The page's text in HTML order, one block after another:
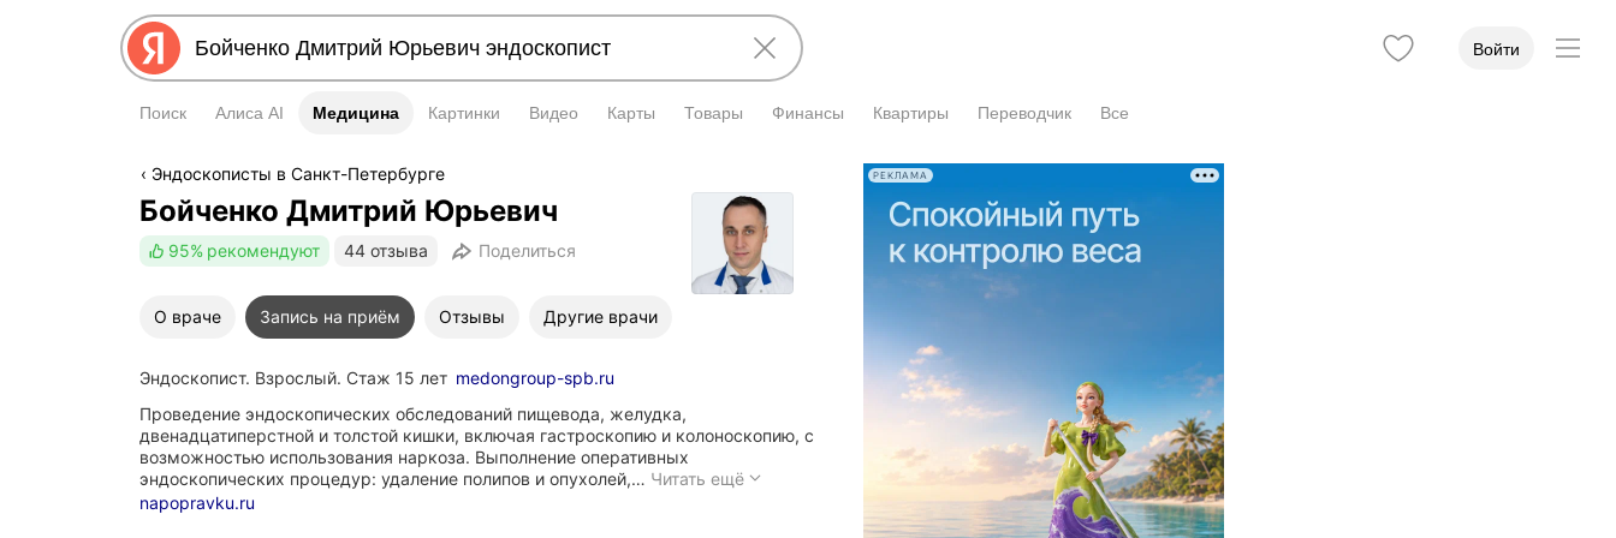
Войти
Поиск Алиса AI Медицина
Медицина Картинки Видео Карты Товары Финансы Квартиры Переводчик Все
Эндоскописты в Санкт-Петербурге
Бойченко Дмитрий Юрьевич
95% рекомендуют 44 отзыва Поделиться
О враче Запись на приём Отзывы Другие врачи
Эндоскопист. Взрослый. Стаж 15 лет medongroup-spb.ru
Проведение эндоскопических обследований пищевода, желудка,
двенадцатиперстной и толстой кишки, включая гастроскопию и колоноскопию, с
возможностью использования наркоза. Выполнение оперативных
эндоскопических процедур: удаление полипов и опухолей,… Читать ещё
обследований
napopravku.ru
РЕКЛАМА